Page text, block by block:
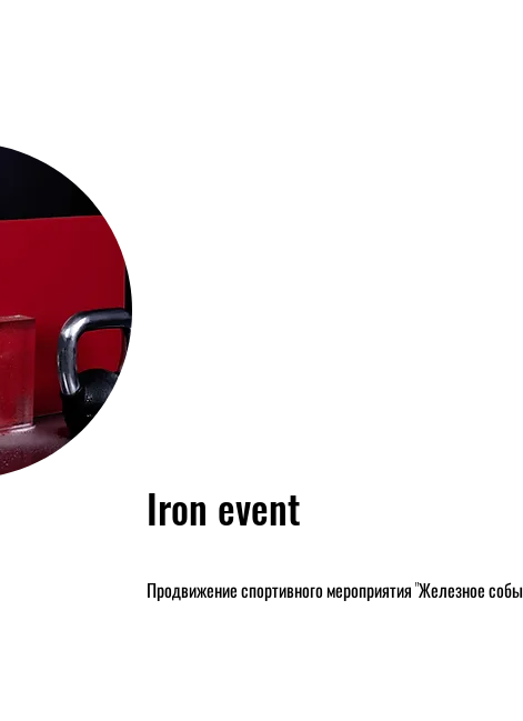
Iron event
Продвижение спортивного мероприятия "Железное